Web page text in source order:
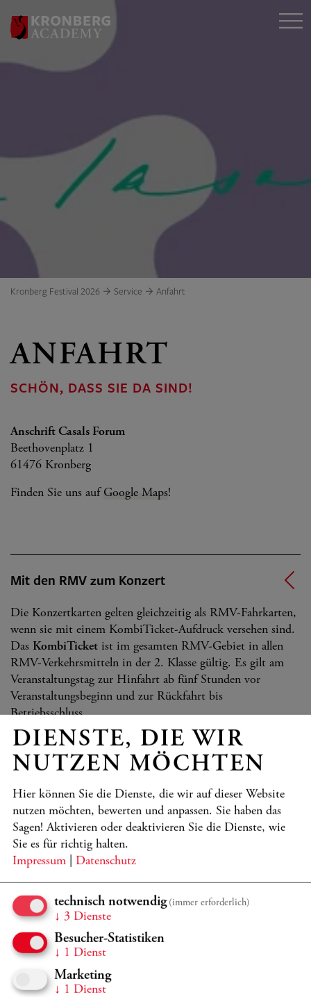
Kronberg Festival 2026 Service Anfahrt
ANFAHRT
SCHÖN, DASS SIE DA SIND!
Anschrift Casals Forum
Beethovenplatz 1
61476 Kronberg
Finden Sie uns auf Google Maps!
Mit den RMV zum Konzert
Die Konzertkarten gelten gleichzeitig als RMV-Fahrkarten,
wenn sie mit einem KombiTicket-Aufdruck versehen sind.
Das KombiTicket ist im gesamten RMV-Gebiet in allen
RMV-Verkehrsmitteln in der 2. Klasse gültig. Es gilt am
Veranstaltungstag zur Hinfahrt ab fünf Stunden vor
Veranstaltungsbeginn und zur Rückfahrt bis
Betriebsschluss.
Mehr Informationen zum öffentlichen Nahverkehr finden
Sie unterwww.rmv.de
Mit der S-Bahn
Mit dem Bus
Mit dem Auto
DIENSTE, DIE WIR
NUTZEN MÖCHTEN
Hier können Sie die Dienste, die wir auf dieser Website
nutzen möchten, bewerten und anpassen. Sie haben das
Sagen! Aktivieren oder deaktivieren Sie die Dienste, wie
Sie es für richtig halten.
Impressum
Datenschutz
technisch notwendig (immer erforderlich)
↓ 3 Dienste
Besucher-Statistiken
↓ 1 Dienst
Marketing
↓ 1 Dienst